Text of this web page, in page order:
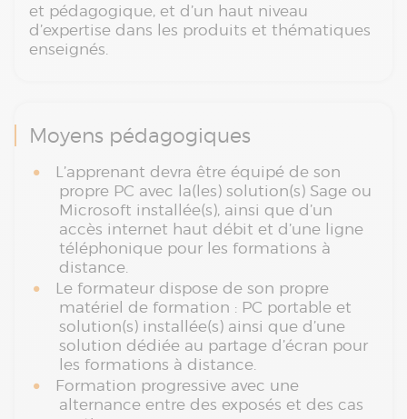
et pédagogique, et d’un haut niveau
d’expertise dans les produits et thématiques
enseignés.
Moyens pédagogiques
L’apprenant devra être équipé de son
propre PC avec la(les) solution(s) Sage ou
Microsoft installée(s), ainsi que d’un
accès internet haut débit et d’une ligne
téléphonique pour les formations à
distance.
Le formateur dispose de son propre
matériel de formation : PC portable et
solution(s) installée(s) ainsi que d’une
solution dédiée au partage d’écran pour
les formations à distance.
Formation progressive avec une
alternance entre des exposés et des cas